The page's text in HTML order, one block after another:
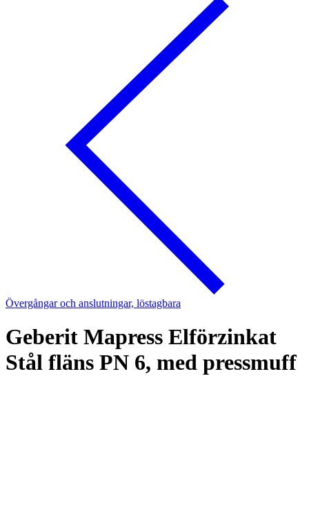
Övergångar och anslutningar, löstagbara
Geberit Mapress Elförzinkat
Stål fläns PN 6, med pressmuff